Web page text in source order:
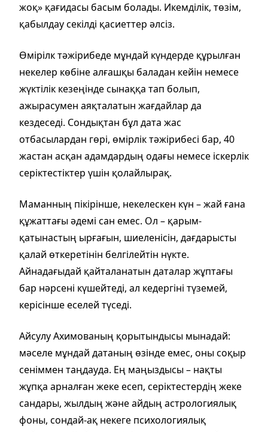
жоқ» қағидасы басым болады. Икемділік, төзім,
қабылдау секілді қасиеттер әлсіз.
Өмірілк тәжірибеде мұндай күндерде құрылған
некелер көбіне алғашқы баладан кейін немесе
жүктілік кезеңінде сынаққа тап болып,
ажырасумен аяқталатын жағдайлар да
кездеседі. Сондықтан бұл дата жас
отбасылардан гөрі, өмірлік тәжірибесі бар, 40
жастан асқан адамдардың одағы немесе іскерлік
серіктестіктер үшін қолайлырақ.
Маманның пікірінше, некелескен күн – жай ғана
құжаттағы әдемі сан емес. Ол – қарым-
қатынастың ырғағын, шиеленісін, дағдарысты
қалай өткеретінін белгілейтін нүкте.
Айнадағыдай қайталанатын даталар жұптағы
бар нәрсені күшейтеді, ал кедергіні түземей,
керісінше еселей түседі.
Айсулу Ахимованың қорытындысы мынадай:
мәселе мұндай датаның өзінде емес, оны соқыр
сеніммен таңдауда. Ең маңыздысы – нақты
жұпқа арналған жеке есеп, серіктестердің жеке
сандары, жылдың және айдың астрологиялық
фоны, сондай-ақ некеге психологиялық